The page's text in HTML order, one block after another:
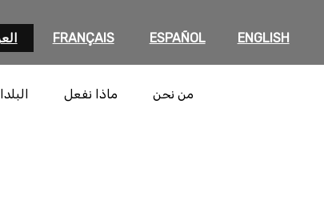
ENGLISH
ESPAÑOL
FRANÇAIS
من نحن ماذا نفعل